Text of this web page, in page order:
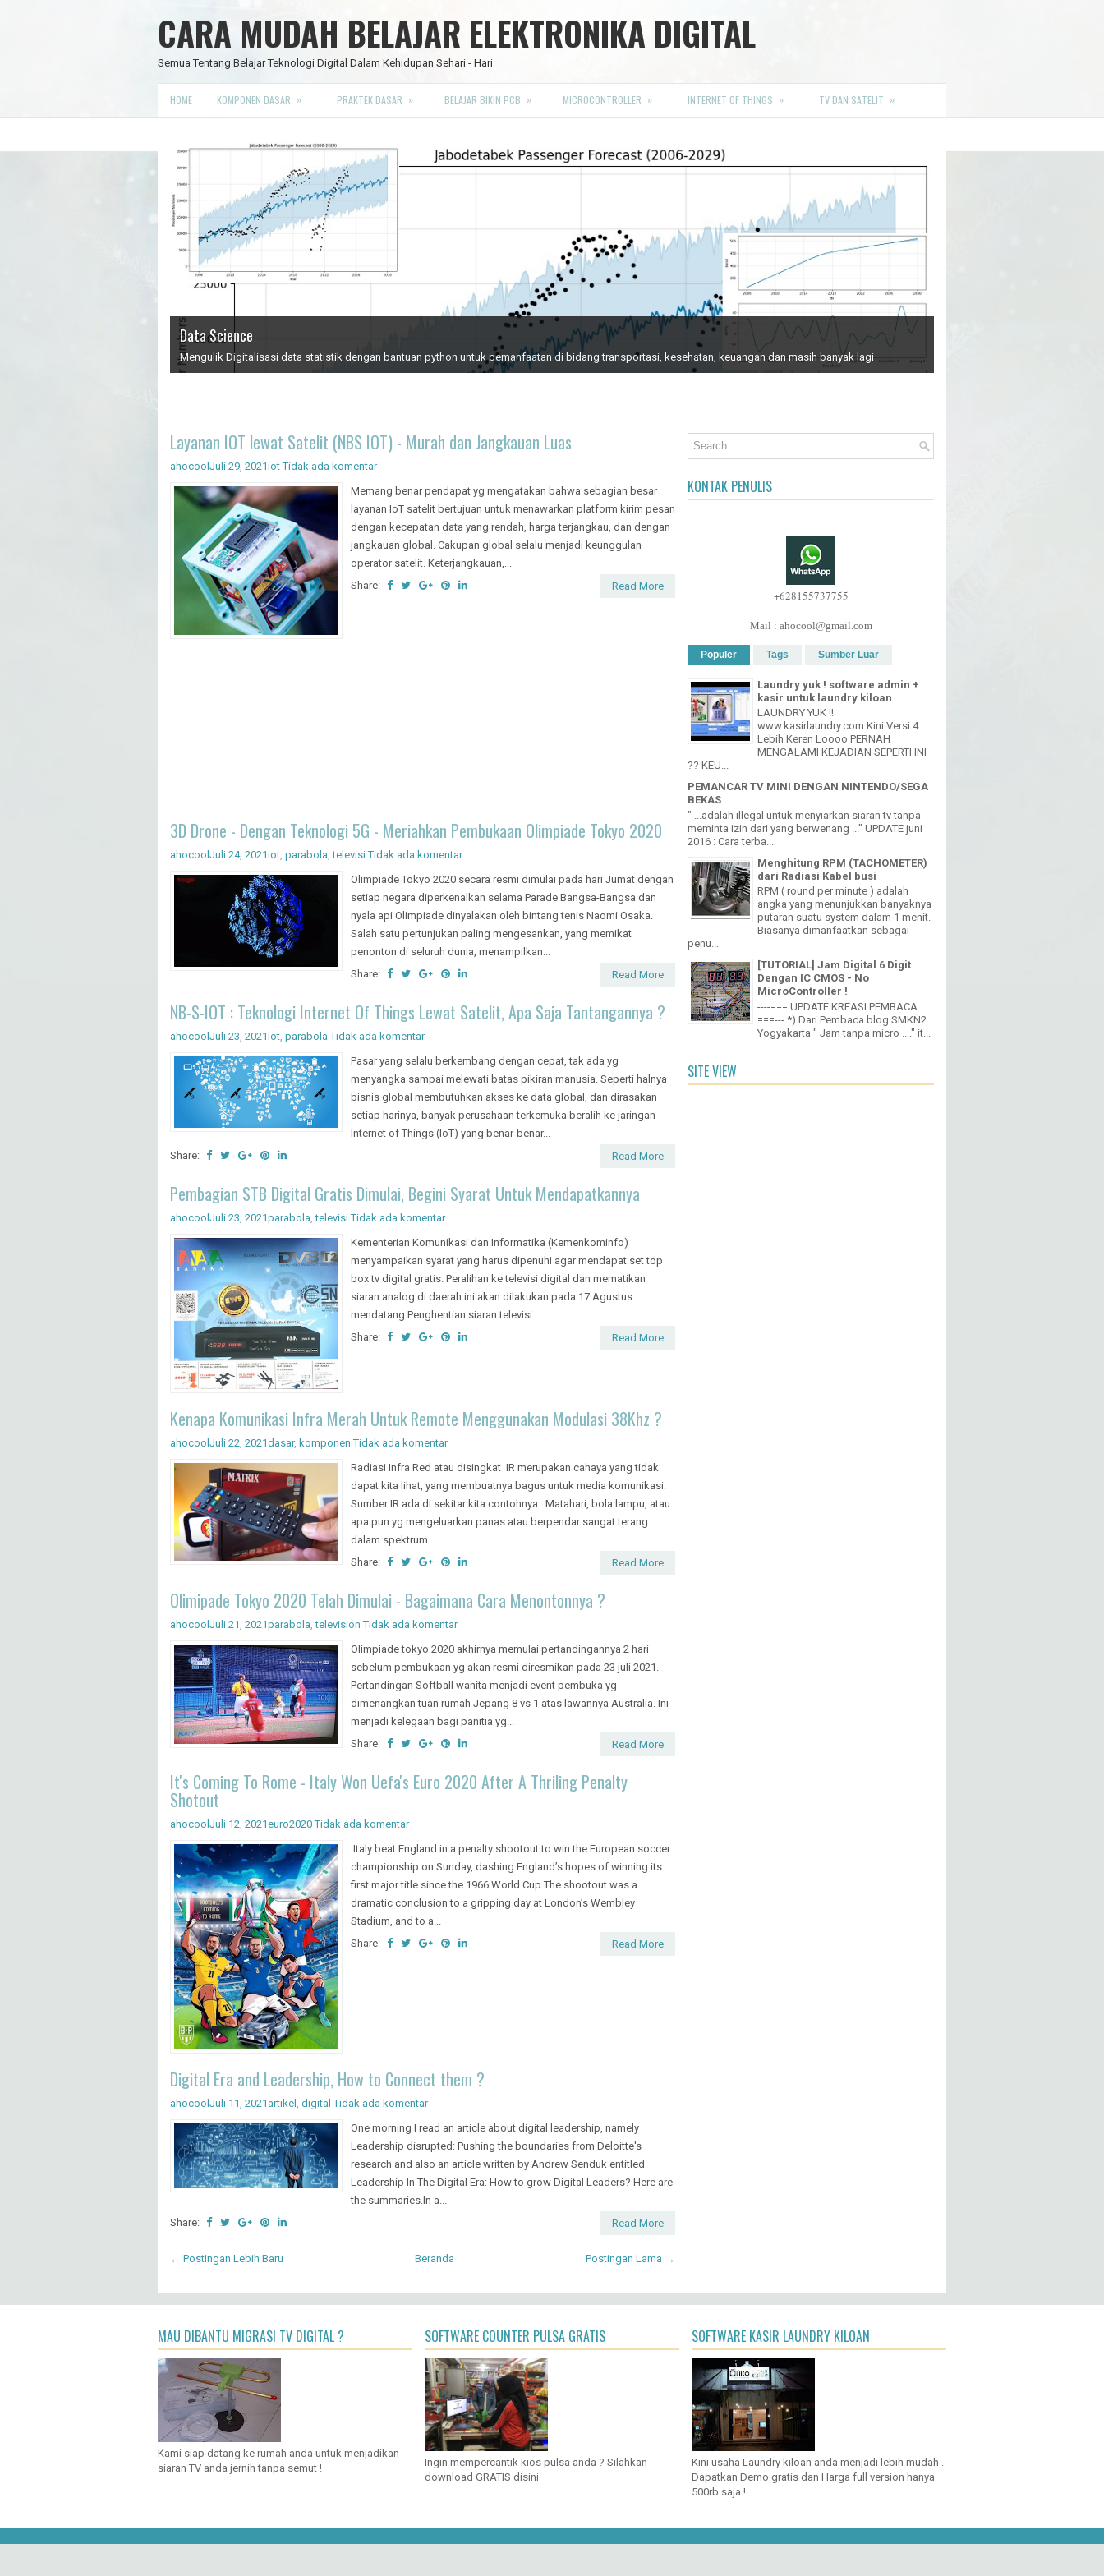
CARA MUDAH BELAJAR ELEKTRONIKA DIGITAL
Semua Tentang Belajar Teknologi Digital Dalam Kehidupan Sehari - Hari
HOME KOMPONEN DASAR » PRAKTEK DASAR » BELAJAR BIKIN PCB » MICROCONTROLLER » INTERNET OF THINGS » TV DAN SATELIT »
IC Timer 555 yang Multifungsi
Data Science
Mengulik Digitalisasi data statistik dengan bantuan python untuk pemanfaatan di bidang transportasi, kesehatan, keuangan dan masih banyak lagi
JAM DIGITAL 6 DIGIT TANPA MICRO FULL CMOS
Node Red - Kontrol Industri 4.0
Layanan IOT lewat Satelit (NBS IOT) - Murah dan Jangkauan Luas
ahocoolJuli 29, 2021iot Tidak ada komentar
Memang benar pendapat yg mengatakan bahwa sebagian besar
layanan IoT satelit bertujuan untuk menawarkan platform kirim pesan
dengan kecepatan data yang rendah, harga terjangkau, dan dengan
jangkauan global. Cakupan global selalu menjadi keunggulan
operator satelit. Keterjangkauan,...
Share:
Read More
3D Drone - Dengan Teknologi 5G - Meriahkan Pembukaan Olimpiade Tokyo 2020
ahocool Juli 24, 2021iot parabola ,televisi Tidak ada komentar
Olimpiade Tokyo 2020 secara resmi dimulai pada hari Jumat dengan
setiap negara diperkenalkan selama Parade Bangsa-Bangsa dan
nyala api Olimpiade dinyalakan oleh bintang tenis Naomi Osaka.
Salah satu pertunjukan paling mengesankan, yang memikat
penonton di seluruh dunia, menampilkan...
Share:
Read More
NB-S-IOT : Teknologi Internet Of Things Lewat Satelit, Apa Saja Tantangannya ?
ahocool Juli 23, 2021iot parabola Tidak ada komentar
Pasar yang selalu berkembang dengan cepat, tak ada yg
menyangka sampai melewati batas pikiran manusia. Seperti halnya
bisnis global membutuhkan akses ke data global, dan dirasakan
setiap harinya, banyak perusahaan terkemuka beralih ke jaringan
Internet of Things (IoT) yang benar-benar...
Share:
Read More
Pembagian STB Digital Gratis Dimulai, Begini Syarat Untuk Mendapatkannya
ahocool Juli 23, 2021parabola ,televisi Tidak ada komentar
Kementerian Komunikasi dan Informatika (Kemenkominfo)
menyampaikan syarat yang harus dipenuhi agar mendapat set top
box tv digital gratis. Peralihan ke televisi digital dan mematikan
siaran analog di daerah ini akan dilakukan pada 17 Agustus
mendatang.Penghentian siaran televisi...
Share:
Read More
Kenapa Komunikasi Infra Merah Untuk Remote Menggunakan Modulasi 38Khz ?
ahocoolJuli 22, 2021dasar, komponen Tidak ada komentar
Radiasi Infra Red atau disingkat IR merupakan cahaya yang tidak
dapat kita lihat, yang membuatnya bagus untuk media komunikasi.
Sumber IR ada di sekitar kita contohnya : Matahari, bola lampu, atau
apa pun yg mengeluarkan panas atau berpendar sangat terang
dalam spektrum...
Share:
Read More
Olimipade Tokyo 2020 Telah Dimulai - Bagaimana Cara Menontonnya ?
ahocoolJuli 21, 2021parabola ,television Tidak ada komentar
Olimpiade tokyo 2020 akhirnya memulai pertandingannya 2 hari
sebelum pembukaan yg akan resmi diresmikan pada 23 juli 2021.
Pertandingan Softball wanita menjadi event pembuka yg
dimenangkan tuan rumah Jepang 8 vs 1 atas lawannya Australia. Ini
menjadi kelegaan bagi panitia yg...
Share:
Read More
It's Coming To Rome - Italy Won Uefa's Euro 2020 After A Thriling Penalty
Shotout
ahocoolJuli 12, 2021euro2020 Tidak ada komentar
Italy beat England in a penalty shootout to win the European soccer
championship on Sunday, dashing England’s hopes of winning its
first major title since the 1966 World Cup.The shootout was a
dramatic conclusion to a gripping day at London’s Wembley
Stadium, and to a...
Share:
Read More
Digital Era and Leadership, How to Connect them ?
ahocoolJuli 11, 2021 artikel digital Tidak ada komentar
One morning I read an article about digital leadership, namely
Leadership disrupted: Pushing the boundaries from Deloitte's
research and also an article written by Andrew Senduk entitled
Leadership In The Digital Era: How to grow Digital Leaders? Here are
the summaries.In a...
Share:
Read More
← Postingan Lebih Baru Postingan Lama →
Beranda
KONTAK PENULIS
+628155737755
Mail : ahocool@gmail.com
Populer Tags Sumber Luar
Laundry yuk ! software admin +
kasir untuk laundry kiloan
LAUNDRY YUK !!
www.kasirlaundry.com Kini Versi 4
Lebih Keren Loooo PERNAH
MENGALAMI KEJADIAN SEPERTI INI
?? KEU...
PEMANCAR TV MINI DENGAN NINTENDO/SEGA
BEKAS
" ...adalah illegal untuk menyiarkan siaran tv tanpa
meminta izin dari yang berwenang ..." UPDATE juni
2016 : Cara terba...
Menghitung RPM (TACHOMETER)
dari Radiasi Kabel busi
RPM ( round per minute ) adalah
angka yang menunjukkan banyaknya
putaran suatu system dalam 1 menit.
Biasanya dimanfaatkan sebagai
penu...
[TUTORIAL] Jam Digital 6 Digit
Dengan IC CMOS - No
MicroController !
----=== UPDATE KREASI PEMBACA
===--- *) Dari Pembaca blog SMKN2
Yogyakarta " Jam tanpa micro ...." it...
SITE VIEW
MAU DIBANTU MIGRASI TV DIGITAL ?
Kami siap datang ke rumah anda untuk menjadikan
siaran TV anda jernih tanpa semut !
SOFTWARE COUNTER PULSA GRATIS
Ingin mempercantik kios pulsa anda ? Silahkan
download GRATIS disini
SOFTWARE KASIR LAUNDRY KILOAN
Kini usaha Laundry kiloan anda menjadi lebih mudah .
Dapatkan Demo gratis dan Harga full version hanya
500rb saja !